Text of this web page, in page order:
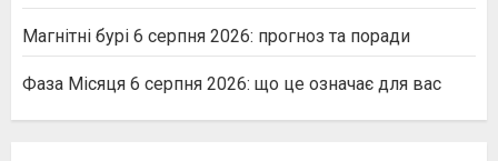
Магнітні бурі 6 серпня 2026: прогноз та поради
Фаза Місяця 6 серпня 2026: що це означає для вас